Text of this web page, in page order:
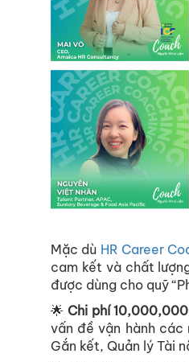
Mặc dù HR Career
cam kết và chất
được dùng cho quỹ
🌟 Chi phí
vấn đề vận hành các
Gắn kết, Quản lý Tài